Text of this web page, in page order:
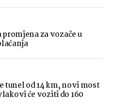
za vozače u
tunel od 14 km, novi most
će voziti do 160